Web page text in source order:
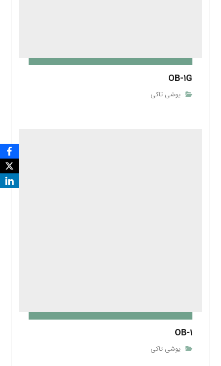
OB-۱G
یوشی تاکی
OB-۱
یوشی تاکی